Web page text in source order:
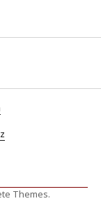
Themes.